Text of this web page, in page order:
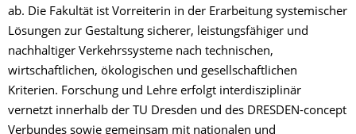
ab. Die Fakultät ist Vorreiterin in der Erarbeitung systemischer
Lösungen zur Gestaltung sicherer, leistungsfähiger und
nachhaltiger Verkehrssysteme nach technischen,
wirtschaftlichen, ökologischen und gesellschaftlichen
Kriterien. Forschung und Lehre erfolgt interdisziplinär
vernetzt innerhalb der TU Dresden und des DRESDEN-concept
Verbundes sowie gemeinsam mit nationalen und